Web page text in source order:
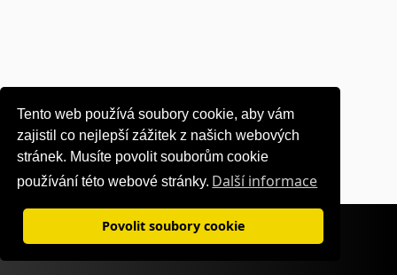
Tento web používá soubory cookie, aby vám
zajistil co nejlepší zážitek z našich webových
stránek. Musíte povolit souborům cookie
používání této webové stránky. Další informace
Povolit soubory cookie
Podmínky použití|Zásady ochrany osobních údajů
©1995-2026 OKI Europe Ltd. Všechna práva vyhrazena.